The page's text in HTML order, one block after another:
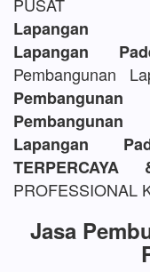
Lapangan
Lapangan
Pembangunan
Pembangunan
Lapangan
TERPERCAYA
PROFESSIONAL
Jasa